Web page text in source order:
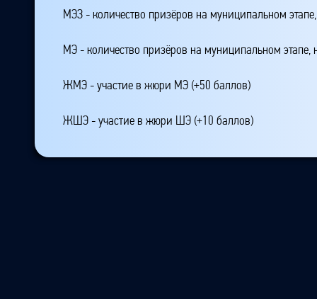
МЭЗ - количество призёров на муниципальном
МЭ - количество призёров на муниципальном
ЖМЭ - участие в жюри МЭ (+50 баллов)
ЖШЭ - участие в жюри ШЭ (+10 баллов)